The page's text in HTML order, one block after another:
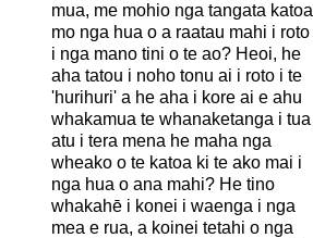
mua, me mohio nga tangata katoa
mo nga hua o a raatau mahi i roto
i nga mano tini o te ao? Heoi, he
aha tatou i noho tonu ai i roto i te
'hurihuri' a he aha i kore ai e ahu
whakamua te whanaketanga i tua
atu i tera mena he maha nga
wheako o te katoa ki te ako mai i
nga hua o ana mahi? He tino
whakahē i konei i waenga i nga
mea e rua, a koinei tetahi o nga